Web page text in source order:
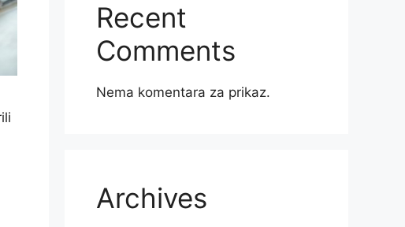
Recent
Comments
Nema komentara za prikaz.
Archives